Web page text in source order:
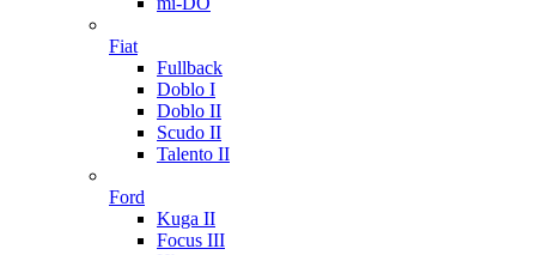
Fiat
Fullback
Doblo I
Doblo II
Scudo II
Talento II
Ford
Kuga II
Focus III